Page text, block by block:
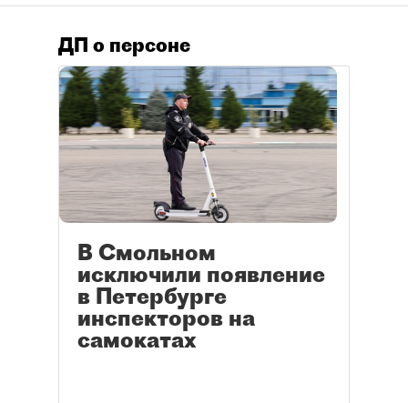
ДП о персоне
В Смольном
исключили появление
в Петербурге
инспекторов на
самокатах